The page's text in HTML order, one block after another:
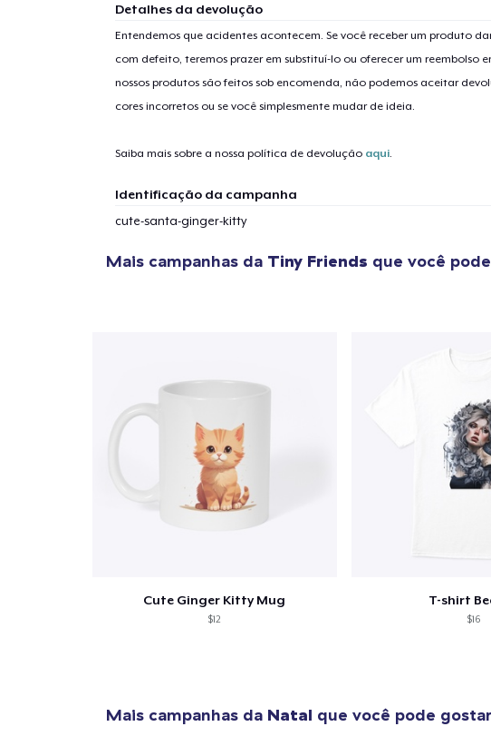
Detalhes da devolução
Entendemos que acidentes acontecem. Se você receber um produto
com defeito, teremos prazer em substituí-lo ou oferecer um reembolso
nossos produtos são feitos sob encomenda, não podemos aceitar
cores incorretos ou se você simplesmente mudar de ideia.
Saiba mais sobre a nossa política de devolução aqui.
Identificação da campanha
cute-santa-ginger-kitty
Mais campanhas da Tiny Friends que você
Cute Ginger Kitty Mug
$12
T-shirt
$16
Mais campanhas da Natal que você pode
artigo
Seguir para